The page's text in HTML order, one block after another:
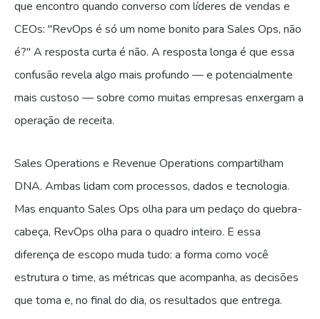
que encontro quando converso com líderes de vendas e
CEOs: "RevOps é só um nome bonito para Sales Ops, não
é?" A resposta curta é não. A resposta longa é que essa
confusão revela algo mais profundo — e potencialmente
mais custoso — sobre como muitas empresas enxergam a
operação de receita.
Sales Operations e Revenue Operations compartilham
DNA. Ambas lidam com processos, dados e tecnologia.
Mas enquanto Sales Ops olha para um pedaço do quebra-
cabeça, RevOps olha para o quadro inteiro. E essa
diferença de escopo muda tudo: a forma como você
estrutura o time, as métricas que acompanha, as decisões
que toma e, no final do dia, os resultados que entrega.